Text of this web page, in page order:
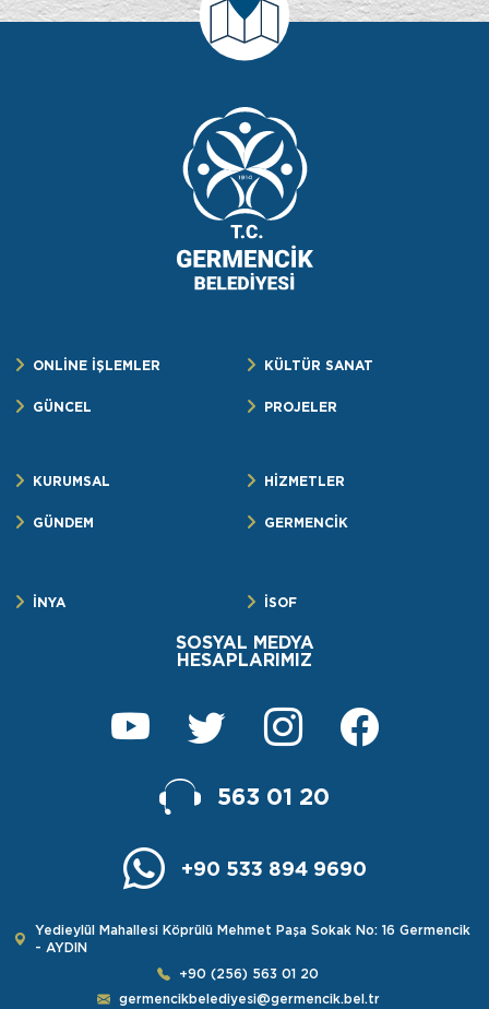
ONLİNE İŞLEMLER KÜLTÜR SANAT
GÜNCEL PROJELER
KURUMSAL HİZMETLER
GÜNDEM GERMENCİK
İNYA İSOF
SOSYAL MEDYA
HESAPLARIMIZ
563 01 20
+90 533 894 9690
Yedieylül Mahallesi Köprülü Mehmet Paşa Sokak No: 16 Germencik
- AYDIN
+90 (256) 563 01 20
germencikbelediyesi@germencik.bel.tr